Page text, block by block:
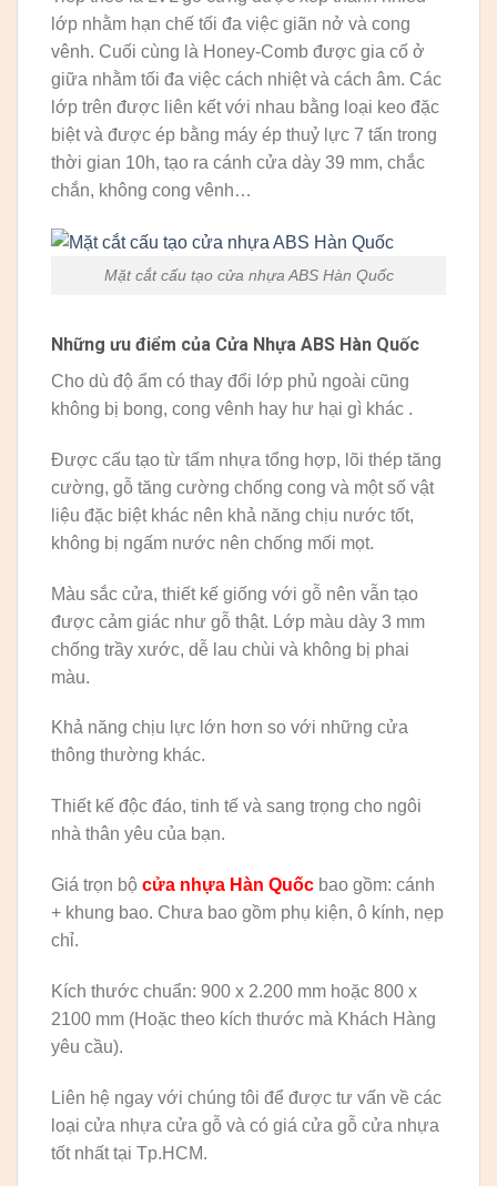
lớp nhằm hạn chế tối đa việc giãn nở và cong
vênh. Cuối cùng là Honey-Comb được gia cố ở
giữa nhằm tối đa việc cách nhiệt và cách âm. Các
lớp trên được liên kết với nhau bằng loại keo đặc
biệt và được ép bằng máy ép thuỷ lực 7 tấn trong
thời gian 10h, tạo ra cánh cửa dày 39 mm, chắc
chắn, không cong vênh…
Mặt cắt cấu tạo cửa nhựa ABS Hàn Quốc
Những ưu điểm của Cửa Nhựa ABS Hàn Quốc
Cho dù độ ẩm có thay đổi lớp phủ ngoài cũng
không bị bong, cong vênh hay hư hại gì khác .
Được cấu tạo từ tấm nhựa tổng hợp, lõi thép tăng
cường, gỗ tăng cường chống cong và một số vật
liệu đặc biệt khác nên khả năng chịu nước tốt,
không bị ngấm nước nên chống mối mọt.
Màu sắc cửa, thiết kế giống với gỗ nên vẫn tạo
được cảm giác như gỗ thật. Lớp màu dày 3 mm
chống trầy xước, dễ lau chùi và không bị phai
màu.
Khả năng chịu lực lớn hơn so với những cửa
thông thường khác.
Thiết kế độc đáo, tinh tế và sang trọng cho ngôi
nhà thân yêu của bạn.
Giá trọn bộ cửa nhựa Hàn Quốc bao gồm: cánh
+ khung bao. Chưa bao gồm phụ kiện, ô kính, nẹp
chỉ.
Kích thước chuẩn: 900 x 2.200 mm hoặc 800 x
2100 mm (Hoặc theo kích thước mà Khách Hàng
yêu cầu).
Liên hệ ngay với chúng tôi để được tư vấn về các
loại cửa nhựa cửa gỗ và có giá cửa gỗ cửa nhựa
tốt nhất tại Tp.HCM.